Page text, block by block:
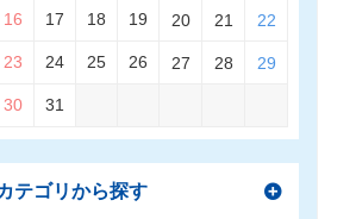
16 17 18 19 20 21 22
23 24 25 26 27 28 29
30 31
テゴリから探す